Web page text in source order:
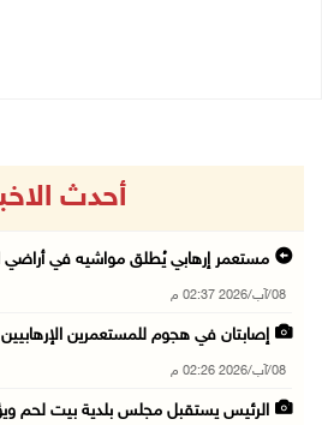
أحدث
مستعمر إرهابي يُطلق مواشيه في أراضي
08/آب/2026 02:37 م
إصابتان في هجوم للمستعمرين
08/آب/2026 02:26 م
الرئيس يستقبل مجلس بلدية بيت لحم